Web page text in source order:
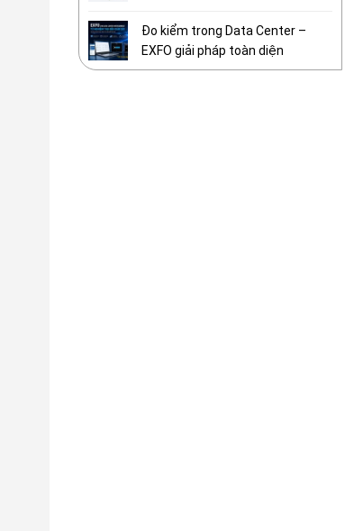
Đo kiểm trong Data Center –
EXFO giải pháp toàn diện